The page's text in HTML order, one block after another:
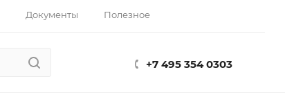
Документы Полезное
+7 495 354 0303